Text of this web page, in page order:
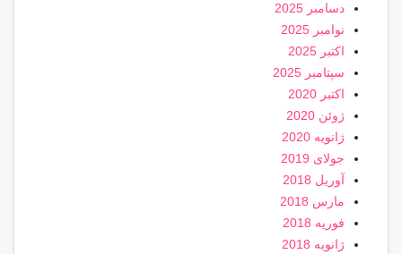
دسامبر 2025
نوامبر 2025
اکتبر 2025
سپتامبر 2025
اکتبر 2020
ژوئن 2020
ژانویه 2020
جولای 2019
آوریل 2018
مارس 2018
فوریه 2018
ژانویه 2018